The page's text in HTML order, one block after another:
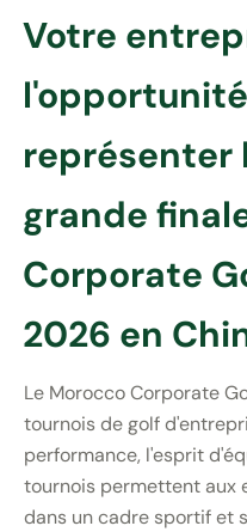
Votre
représenter
grande
Corporate
2026 en
Le Morocco Corporate
tournois de golf
performance, l'esprit
tournois permettent aux
dans un cadre sportif et